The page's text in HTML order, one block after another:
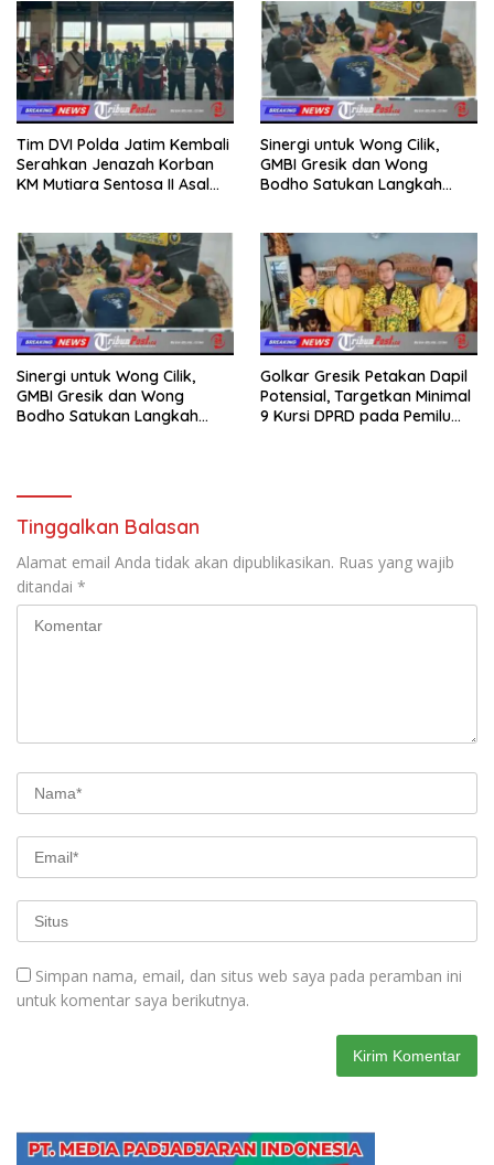
Tim DVI Polda Jatim Kembali
Serahkan Jenazah Korban
KM Mutiara Sentosa II Asal
Sinergi untuk Wong Cilik,
GMBI Gresik dan Wong
Bodho Satukan Langkah
Sinergi untuk Wong Cilik,
GMBI Gresik dan Wong
Bodho Satukan Langkah
Golkar Gresik Petakan Dapil
Potensial, Targetkan Minimal
9 Kursi DPRD pada Pemilu
Tinggalkan Balasan
Alamat email Anda tidak akan dipublikasikan. Ruas yang wajib
ditandai *
Simpan nama, email, dan situs web saya pada peramban ini
untuk komentar saya berikutnya.